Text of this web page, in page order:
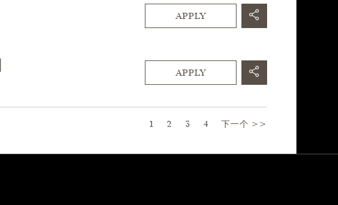
APPLY
APPLY
Page
1 2 3 4 下一个 >>